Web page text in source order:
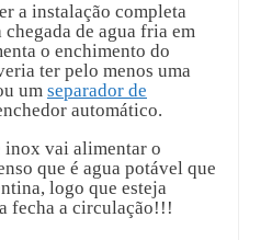
a instalação completa
de agua fria em
o enchimento do
ter pelo menos uma
um separador de
automático.
inox vai alimentar o
que é agua potável que
logo que esteja
fecha a circulação!!!